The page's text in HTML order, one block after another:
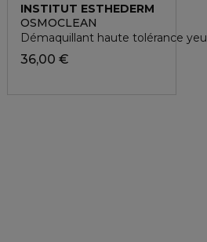
INSTITUT ESTHEDERM
OSMOCLEAN
Démaquillant haute tolérance
36,00 €